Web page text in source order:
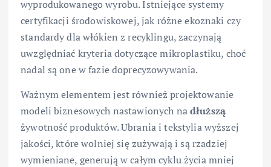
wyprodukowanego wyrobu. Istniejące systemy
certyfikacji środowiskowej, jak różne ekoznaki czy
standardy dla włókien z recyklingu, zaczynają
uwzględniać kryteria dotyczące mikroplastiku, choć
nadal są one w fazie doprecyzowywania.
Ważnym elementem jest również projektowanie
modeli biznesowych nastawionych nadłuższą
żywotność produktów. Ubrania i tekstylia wyższej
jakości, które wolniej się zużywają i są rzadziej
wymieniane, generują w całym cyklu życia mniej